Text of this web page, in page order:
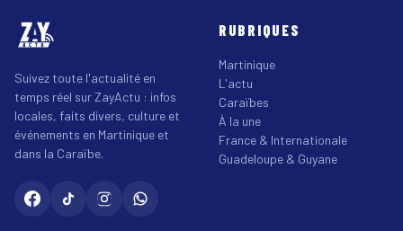
Suivez toute l'actualité en
temps réel sur ZayActu : infos
locales, faits divers, culture et
événements en Martinique et
dans la Caraïbe.
RUBRIQUES
Martinique
L'actu
Caraïbes
À la une
France & Internationale
Guadeloupe & Guyane